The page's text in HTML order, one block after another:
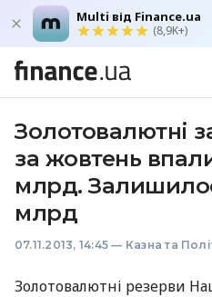
Multi від Finance.ua
(8,9K+)
Золотовалютні
за жовтень
млрд.
млрд
07.11.2013, 14:45 — Казна та
Золотовалютні резерви